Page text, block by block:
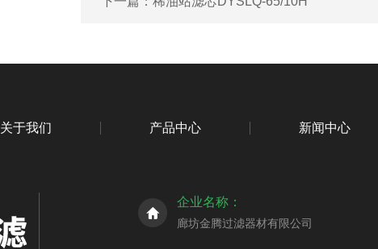
关于我们 产品中心 新闻中心
企业名称：
廊坊金腾过滤器材有限公司